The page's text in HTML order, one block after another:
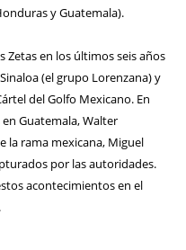
y Guatemala).
Zetas en los últimos seis años
(el grupo Lorenzana) y
del Golfo Mexicano. En
Guatemala, Walter
la rama mexicana, Miguel
por las autoridades.
acontecimientos en el